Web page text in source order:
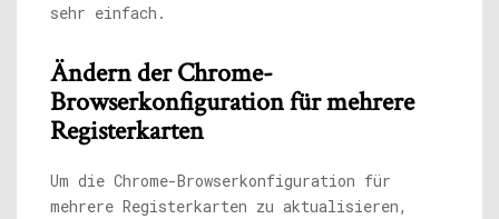
sehr einfach.
Ändern der Chrome-
Browserkonfiguration für mehrere
Registerkarten
Um die Chrome-Browserkonfiguration für
mehrere Registerkarten zu aktualisieren,